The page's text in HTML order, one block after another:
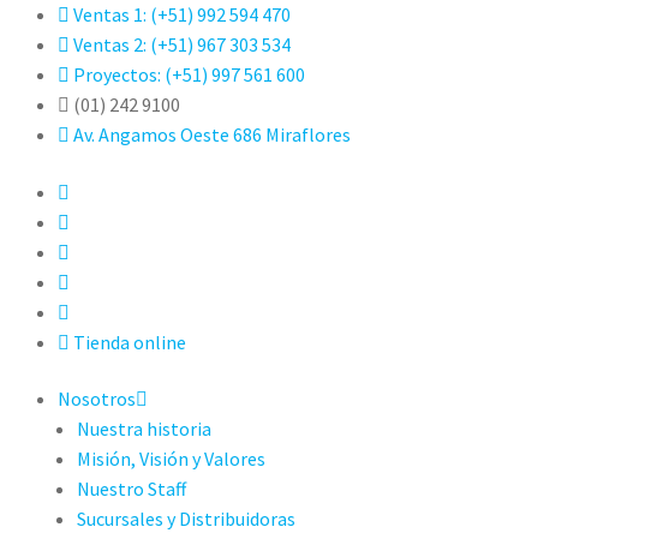
Ventas 1: (+51) 992 594 470
Ventas 2: (+51) 967 303 534
Proyectos: (+51) 997 561 600
(01) 242 9100
Av. Angamos Oeste 686 Miraflores
Tienda online
Nosotros
Nuestra historia
Misión, Visión y Valores
Nuestro Staff
Sucursales y Distribuidoras